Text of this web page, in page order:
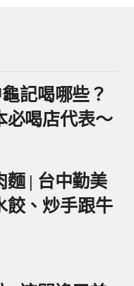
記喝哪些？
必喝店代表～
麵 | 台中勤美
餃、炒手跟牛